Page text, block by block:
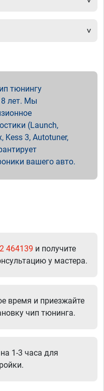
тюнингу
лет. Мы
(Launch,
Kess 3, Autotuner,
вашего авто.
464139 и получите
у мастера.
время и приезжайте
чип тюнинга.
1-3 часа для